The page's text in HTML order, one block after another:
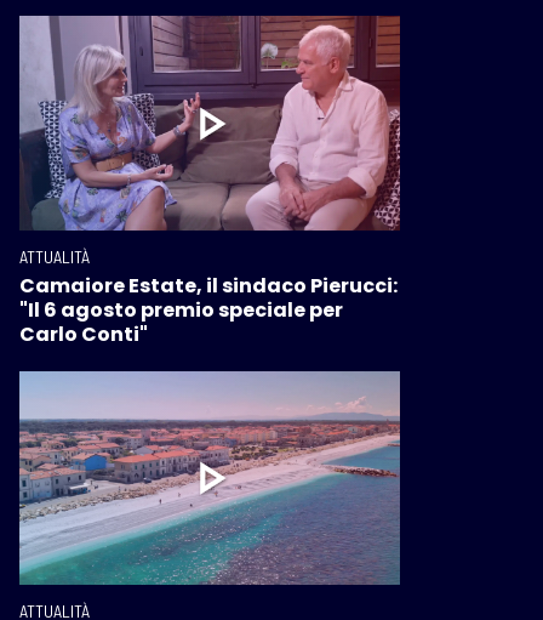
ATTUALITÀ
Camaiore Estate, il sindaco Pierucci:
"Il 6 agosto premio speciale per
Carlo Conti"
ATTUALITÀ